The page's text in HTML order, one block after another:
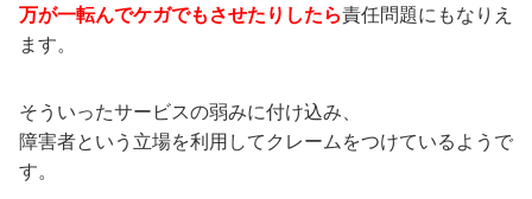
万が一転んでケガでもさせたりしたら責任問題にもなりえ
ます。
そういったサービスの弱みに付け込み、
障害者という立場を利用してクレームをつけているようで
す。